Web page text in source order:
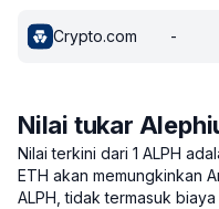
Crypto.com -
Nilai tukar
Nilai terkini dari 1 ALPH
ETH akan memungkinkan
ALPH, tidak termasuk